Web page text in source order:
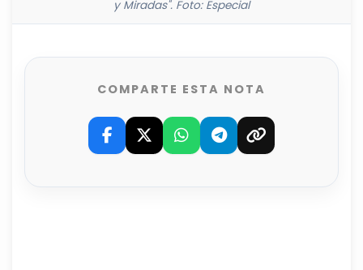
y Miradas". Foto: Especial
COMPARTE ESTA NOTA